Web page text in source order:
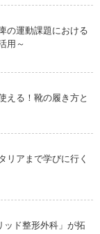
の運動課題における
用～
える！靴の履き方と
リアまで学びに行く
ド整形外科」が拓